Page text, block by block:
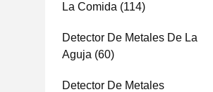
La Comida (114)
Detector De Metales De La
Aguja (60)
Detector De Metales